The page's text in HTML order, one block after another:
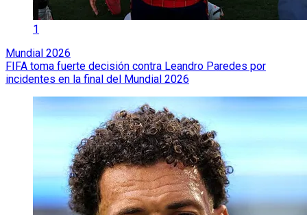
1
Mundial 2026
FIFA toma fuerte decisión contra Leandro Paredes por
incidentes en la final del Mundial 2026